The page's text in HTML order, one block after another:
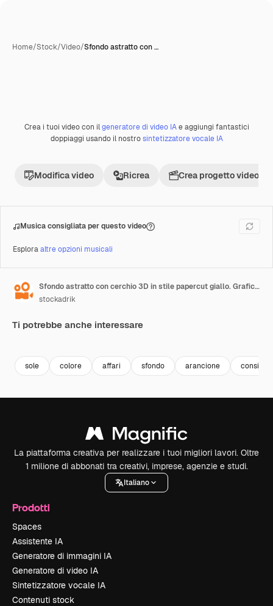
Home/Stock/Video/Sfondo astratto con …
Premium
Crea i tuoi video con ilgeneratore di video IAe aggiungi fantastici
doppiaggi usando il nostrosintetizzatore vocale IA
Modifica video Ricrea Crea progetto video
Musica consigliata per questo video
Esploraaltre opzioni musicali
Sfondo astratto con cerchio 3D in stile papercut giallo. Grafica animata in loop
stockadrik
Ti potrebbe anche interessare
sole colore affari sfondo arancione
La piattaforma creativa per realizzare i tuoi migliori lavori. Oltre
1 milione di abbonati tra creativi, imprese, agenzie e studi.
Italiano
Prodotti
Spaces
Assistente IA
Generatore di immagini IA
Generatore di video IA
Sintetizzatore vocale IA
Contenuti stock